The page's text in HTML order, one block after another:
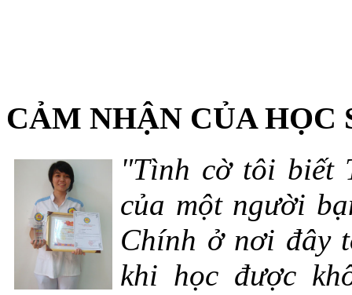
CẢM NHẬN CỦA HỌC
"Tình cờ tôi biết
của một người
Chính ở nơi đây
khi học được